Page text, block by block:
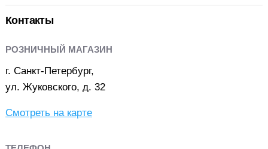
Контакты
РОЗНИЧНЫЙ МАГАЗИН
г. Санкт-Петербург,
ул. Жуковского, д. 32
Смотреть на карте